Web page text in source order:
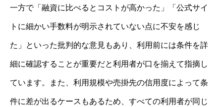
一方で「融資に比べるとコストが高かった」「公式サイ
トに細かい手数料が明示されていない点に不安を感じ
た」といった批判的な意見もあり、利用前には条件を詳
細に確認することが重要だと利用者が口を揃えて指摘し
ています。また、利用規模や売掛先の信用度によって条
件に差が出るケースもあるため、すべての利用者が同じ